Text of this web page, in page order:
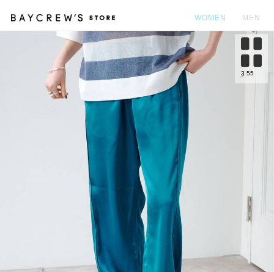
WOMEN MEN
3 55